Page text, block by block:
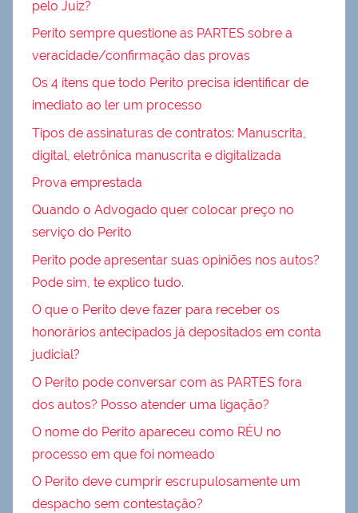
pelo Juiz?
Perito sempre questione as PARTES sobre a
veracidade/confirmação das provas
Os 4 itens que todo Perito precisa identificar de
imediato ao ler um processo
Tipos de assinaturas de contratos: Manuscrita,
digital, eletrônica manuscrita e digitalizada
Prova emprestada
Quando o Advogado quer colocar preço no
serviço do Perito
Perito pode apresentar suas opiniões nos autos?
Pode sim, te explico tudo.
O que o Perito deve fazer para receber os
honorários antecipados já depositados em conta
judicial?
O Perito pode conversar com as PARTES fora
dos autos? Posso atender uma ligação?
O nome do Perito apareceu como RÉU no
processo em que foi nomeado
O Perito deve cumprir escrupulosamente um
despacho sem contestação?